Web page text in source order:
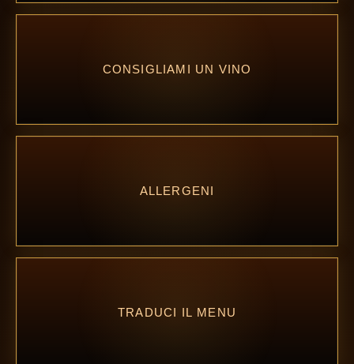
CONSIGLIAMI UN VINO
ALLERGENI
TRADUCI IL MENU